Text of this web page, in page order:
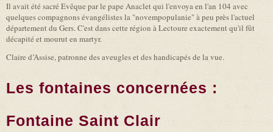
Il avait été sacré Evêque par le pape Anaclet qui l'envoya en l'an 104 avec
quelques compagnons évangélistes la "novempopulanie" à peu près l'actuel
département du Gers. C'est dans cette région à Lectoure exactement qu'il fût
décapité et mourut en martyr.
Claire d’Assise, patronne des aveugles et des handicapés de la vue.
Les fontaines concernées :
Fontaine Saint Clair